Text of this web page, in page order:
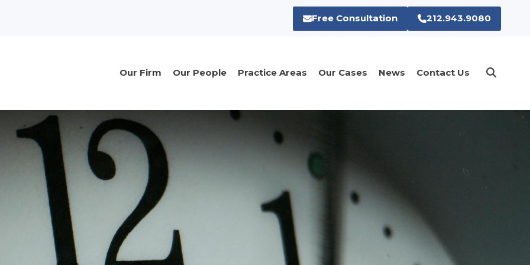
Free Consultation 212.943.9080
Main
navigation
Our Firm Our People Practice Areas Our Cases News Contact Us